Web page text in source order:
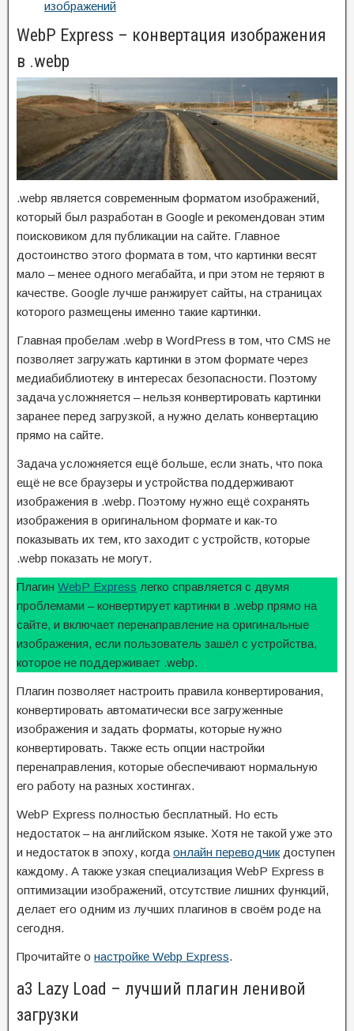
изображений
WebP Express – конвертация изображения
в .webp
.webp является современным форматом изображений,
который был разработан в Google и рекомендован этим
поисковиком для публикации на сайте. Главное
достоинство этого формата в том, что картинки весят
мало – менее одного мегабайта, и при этом не теряют в
качестве. Google лучше ранжирует сайты, на страницах
которого размещены именно такие картинки.
Главная пробелам .webp в WordPress в том, что CMS не
позволяет загружать картинки в этом формате через
медиабиблиотеку в интересах безопасности. Поэтому
задача усложняется – нельзя конвертировать картинки
заранее перед загрузкой, а нужно делать конвертацию
прямо на сайте.
Задача усложняется ещё больше, если знать, что пока
ещё не все браузеры и устройства поддерживают
изображения в .webp. Поэтому нужно ещё сохранять
изображения в оригинальном формате и как-то
показывать их тем, кто заходит с устройств, которые
.webp показать не могут.
Плагин WebP Express легко справляется с двумя
проблемами – конвертирует картинки в .webp прямо на
сайте, и включает перенаправление на оригинальные
изображения, если пользователь зашёл с устройства,
которое не поддерживает .webp.
Плагин позволяет настроить правила конвертирования,
конвертировать автоматически все загруженные
изображения и задать форматы, которые нужно
конвертировать. Также есть опции настройки
перенаправления, которые обеспечивают нормальную
его работу на разных хостингах.
WebP Express полностью бесплатный. Но есть
недостаток – на английском языке. Хотя не такой уже это
и недостаток в эпоху, когда онлайн переводчикдоступен
каждому. А также узкая специализация WebP Express в
оптимизации изображений, отсутствие лишних функций,
делает его одним из лучших плагинов в своём роде на
сегодня.
Прочитайте о настройке Webp Express.
a3 Lazy Load – лучший плагин ленивой
загрузки